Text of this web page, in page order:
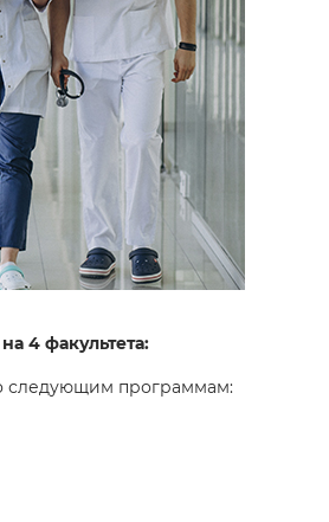
4 факультета:
следующим программам: